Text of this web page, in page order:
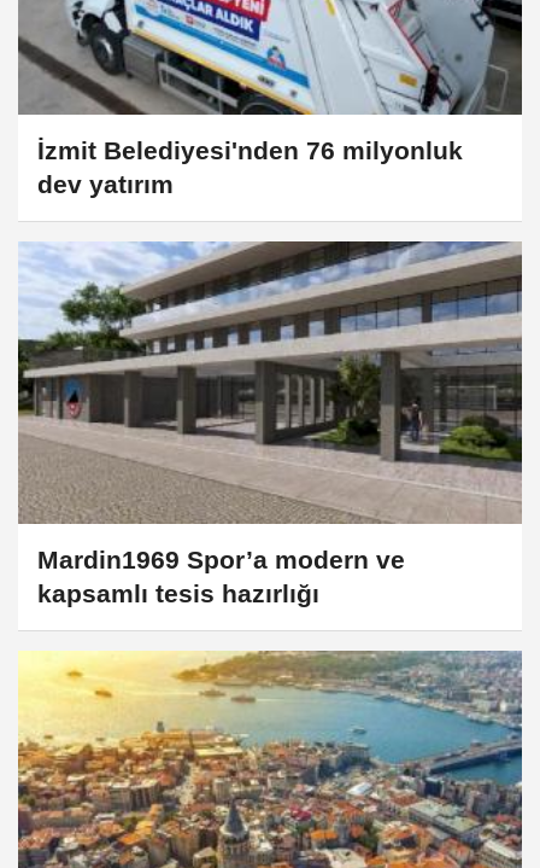
İzmit Belediyesi'nden 76 milyonluk
dev yatırım
Mardin1969 Spor’a modern ve
kapsamlı tesis hazırlığı